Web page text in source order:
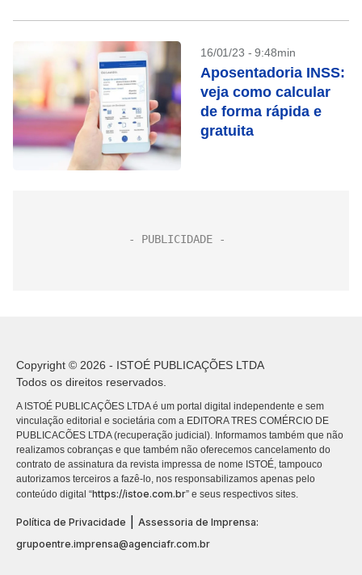
16/01/23 - 9:48min
Aposentadoria INSS:
veja como calcular
de forma rápida e
gratuita
Copyright © 2026 - ISTOÉ PUBLICAÇÕES LTDA
Todos os direitos reservados.
A ISTOÉ PUBLICAÇÕES LTDA é um portal digital independente e sem
vinculação editorial e societária com a EDITORA TRES COMÉRCIO DE
PUBLICACÕES LTDA (recuperação judicial). Informamos também que não
realizamos cobranças e que também não oferecemos cancelamento do
contrato de assinatura da revista impressa de nome ISTOÉ, tampouco
autorizamos terceiros a fazê-lo, nos responsabilizamos apenas pelo
conteúdo digital “https://istoe.com.br” e seus respectivos sites.
Política de Privacidade
Assessoria de Imprensa:
grupoentre.imprensa@agenciafr.com.br